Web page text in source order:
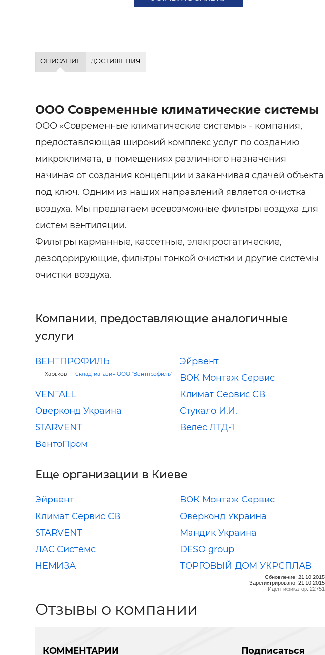
ОПИСАНИЕ ДОСТИЖЕНИЯ
ООО Современные климатические системы
ООО «Современные климатические системы» - компания,
предоставляющая широкий комплекс услуг по созданию
микроклимата, в помещениях различного назначения,
начиная от создания концепции и заканчивая сдачей объекта
под ключ. Одним из наших направлений является очистка
воздуха. Мы предлагаем всевозможные фильтры воздуха для
систем вентиляции.
Фильтры карманные, кассетные, электростатические,
дезодорирующие, фильтры тонкой очистки и другие системы
очистки воздуха.
Компании, предоставляющие аналогичные
услуги
ВЕНТПРОФИЛЬ
Харьков — Склад-магазин ООО "Вентпрофиль"
Эйрвент
ВОК Монтаж Сервис
VENTALL
Климат Сервис СВ
Оверконд Украина
Стукало И.И.
STARVENT
Велес ЛТД-1
ВентоПром
Еще организации в Киеве
Эйрвент
ВОК Монтаж Сервис
Климат Сервис СВ
Оверконд Украина
STARVENT
Мандик Украина
ЛАС Системс
DESO group
НЕМИЗА
ТОРГОВЫЙ ДОМ УКРСПЛАВ
Обновление: 21.10.2015
Зарегистрировано: 21.10.2015
Идентификатор: 22751
Отзывы о компании
КОММЕНТАРИИ
Подписаться